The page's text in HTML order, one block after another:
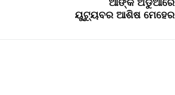
ଆଙ୍କି ଅଡୁଆରେ
ୟୁଟ୍ୟୁବର ଆଶିଷ ମେହେର